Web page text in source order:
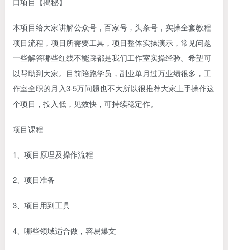
本项目给大家讲解公众号，百家号，头条号，实操全套教程
项目流程，项目所需要工具，项目整体实操演示，常见问题
一些解答哪些红线不能踩都是我们工作室实操经验。希望可
以帮助到大家。目前陪跑学员，副业单月过万业绩很多，工
作室全职的月入3-5万问题也不大所以很推荐大家上手操作这
个项目，投入低，见效快，可持续稳定作。
项目课程
1、项目原理及操作流程
2、项目准备
3、项目用到工具
4、哪些领域适合做，容易爆文